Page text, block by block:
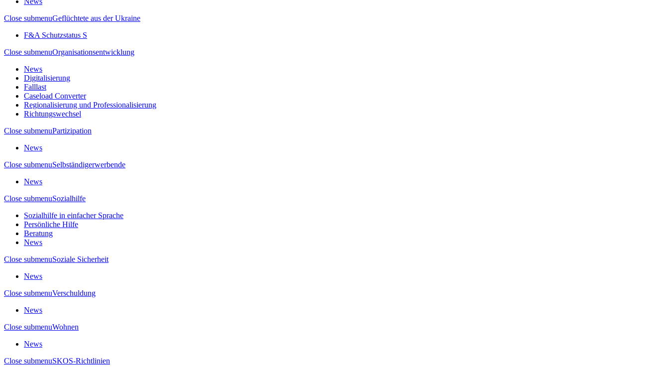
Close submenuGeflüchtete aus der Ukraine
F&A Schutzstatus S
Close submenuOrganisationsentwicklung
News
Digitalisierung
Falllast
Caseload Converter
Regionalisierung und Professionalisierung
Richtungswechsel
Close submenuPartizipation
News
Close submenuSelbständigerwerbende
News
Close submenuSozialhilfe
Sozialhilfe in einfacher Sprache
Persönliche Hilfe
Beratung
News
Close submenuSoziale Sicherheit
News
Close submenuVerschuldung
News
Close submenuWohnen
News
Close submenuSKOS-Richtlinien